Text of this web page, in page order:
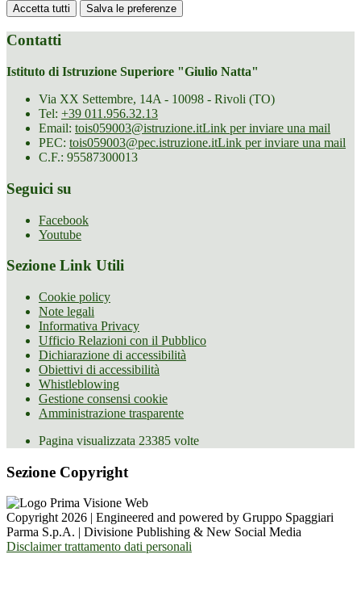
Accetta tutti Salva le preferenze
Contatti
Istituto di Istruzione Superiore "Giulio Natta"
Via XX Settembre, 14A - 10098 - Rivoli (TO)
Tel: +39 011.956.32.13
Email: tois059003@istruzione.itLink per inviare una mail
PEC: tois059003@pec.istruzione.itLink per inviare una mail
C.F.: 95587300013
Seguici su
Facebook
Youtube
Sezione Link Utili
Cookie policy
Note legali
Informativa Privacy
Ufficio Relazioni con il Pubblico
Dichiarazione di accessibilità
Obiettivi di accessibilità
Whistleblowing
Gestione consensi cookie
Amministrazione trasparente
Pagina visualizzata 23385 volte
Sezione Copyright
Copyright 2026 | Engineered and powered by Gruppo Spaggiari
Parma S.p.A. | Divisione Publishing & New Social Media
Disclaimer trattamento dati personali